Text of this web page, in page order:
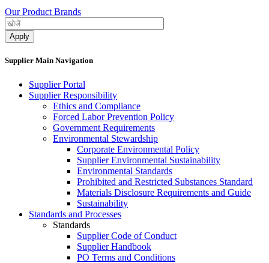
Our Product Brands
Supplier Main Navigation
Supplier Portal
Supplier Responsibility
Ethics and Compliance​
Forced Labor Prevention Policy​
Government Requirements
Environmental Stewardship
Corporate Environmental Policy
Supplier Environmental Sustainability
Environmental Standards
Prohibited and Restricted Substances Standard
Materials Disclosure Requirements and Guide
Sustainability
Standards and Processes
Standards
Supplier Code of Conduct
Supplier Handbook
PO Terms and Conditions